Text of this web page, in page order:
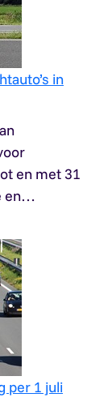
in
en met 31
en…
per 1 juli